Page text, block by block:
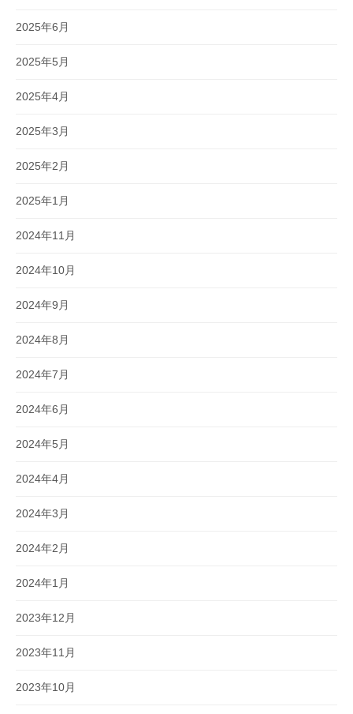
2025年6月
2025年5月
2025年4月
2025年3月
2025年2月
2025年1月
2024年11月
2024年10月
2024年9月
2024年8月
2024年7月
2024年6月
2024年5月
2024年4月
2024年3月
2024年2月
2024年1月
2023年12月
2023年11月
2023年10月